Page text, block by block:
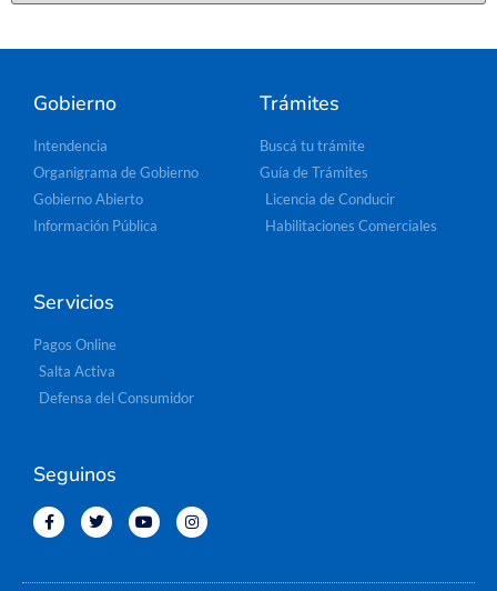
Gobierno
Intendencia
Organigrama de Gobierno
Gobierno Abierto
Información Pública
Trámites
Buscá tu trámite
Guía de Trámites
Licencia de Conducir
Habilitaciones Comerciales
Servicios
Pagos Online
Salta Activa
Defensa del Consumidor
Seguinos